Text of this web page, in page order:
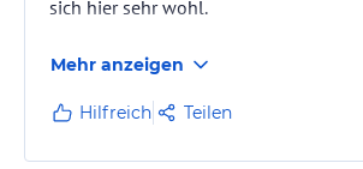
sich hier sehr wohl.
Mehr anzeigen
Hilfreich Teilen